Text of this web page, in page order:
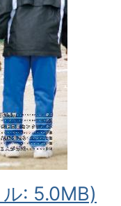
: 5.0MB)